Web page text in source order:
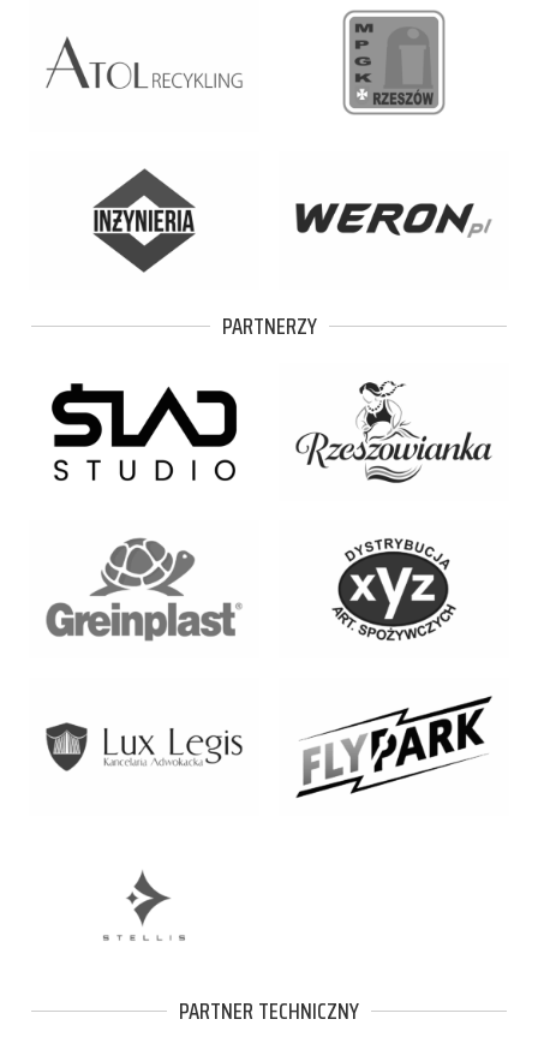
PARTNERZY
PARTNER TECHNICZNY